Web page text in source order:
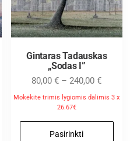
Gintaras Tadauskas
„Sodas I”
80,00€ – 240,00€
Mokėkite trimis lygiomis dalimis 3 x
26.67€
Pasirinkti